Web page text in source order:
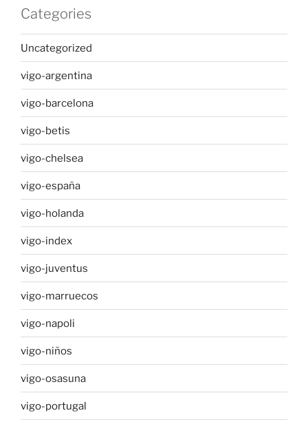
Categories
Uncategorized
vigo-argentina
vigo-barcelona
vigo-betis
vigo-chelsea
vigo-españa
vigo-holanda
vigo-index
vigo-juventus
vigo-marruecos
vigo-napoli
vigo-niños
vigo-osasuna
vigo-portugal